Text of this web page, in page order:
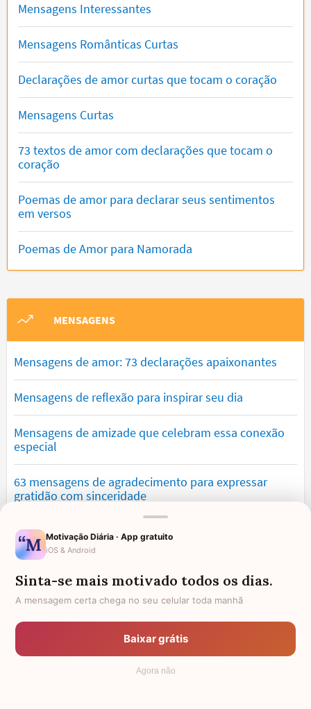
Mensagens Interessantes
Mensagens Românticas Curtas
Declarações de amor curtas que tocam o coração
Mensagens Curtas
73 textos de amor com declarações que tocam o
coração
Poemas de amor para declarar seus sentimentos
em versos
Poemas de Amor para Namorada
MENSAGENS
Mensagens de amor: 73 declarações apaixonantes
Mensagens de reflexão para inspirar seu dia
Mensagens de amizade que celebram essa conexão
especial
63 mensagens de agradecimento para expressar
gratidão com sinceridade
Mensagens de saudade que tocam o coração e
expressam falta
Mensagens de otimismo que vão encher você de
confiança
Mensagens para namorado: declare o seu amor com
Motivação Diária · App gratuito
iOS & Android
Sinta-se mais motivado todos os dias.
A mensagem certa chega no seu celular toda manhã
Baixar grátis
Agora não